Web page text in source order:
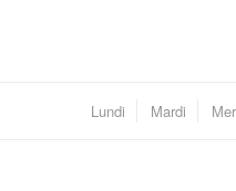
Lundi Mardi